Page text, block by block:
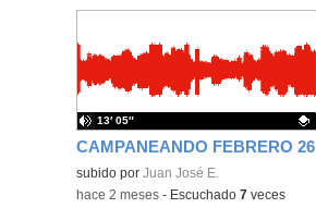
CAMPANEANDO FEBRERO 26
Contenido educativo.
subido por Juan José E.
13′ 05″
-hace 2 meses- Escuchado 7veces